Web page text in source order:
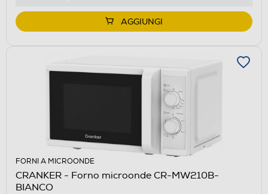
AGGIUNGI
FORNI A MICROONDE
CRANKER - Forno microonde CR-MW210B-
BIANCO